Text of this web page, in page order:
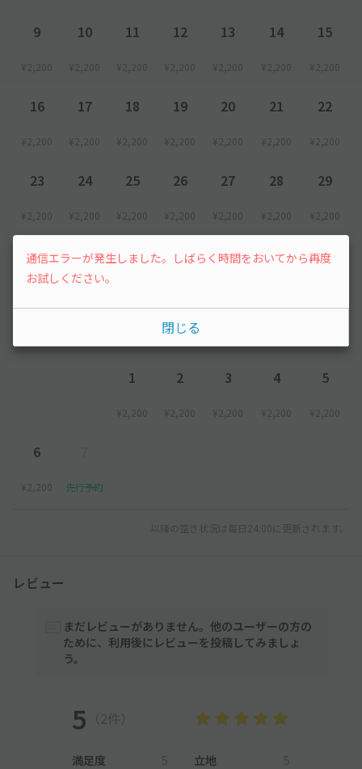
(08:00～22:00)最大3500円
＜平日＞
[普通車・ハイルーフ]
(08:00～22:00)最大2000円
[宿泊料金（すべての曜日）]
※料金や制限事項等につきまして、予告なく変更する場合がござ
【入庫方法について】
き場合、現地にて別途お支払が発生します。
9
¥2,200
10
¥2,200
11
¥2,200
12
¥2,200
13
¥2,200
14
¥2,200
15
¥2,200
16
¥2,200
17
¥2,200
18
¥2,200
19
¥2,200
20
¥2,200
21
¥2,200
22
¥2,200
23
¥2,200
24
¥2,200
25
¥2,200
26
¥2,200
27
¥2,200
28
¥2,200
29
¥2,200
30 31
1
¥2,200
2
¥2,200
3
¥2,200
4
¥2,200
5
¥2,200
6
¥2,200 先行予約
以降の空き状況は毎日24:00に更新されます。
レビュー
まだレビューがありません。他のユーザーの方の
ために、利用後にレビューを投稿してみましょ
う。
5 （2件）
満足度 5 立地
5
通信エラーが発生しました。しばらく時間をおいてから再度
お試しください。
閉じる